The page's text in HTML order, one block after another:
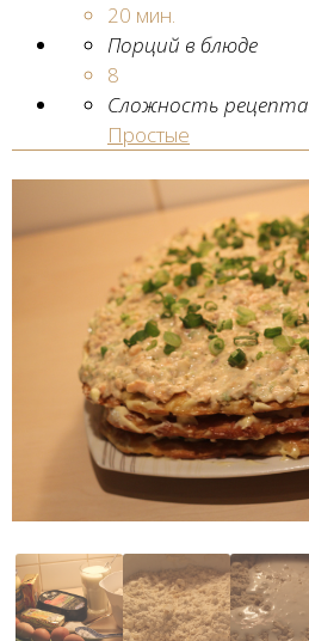
20 мин.
Порций в блюде
8
Сложность рецепта
Простые